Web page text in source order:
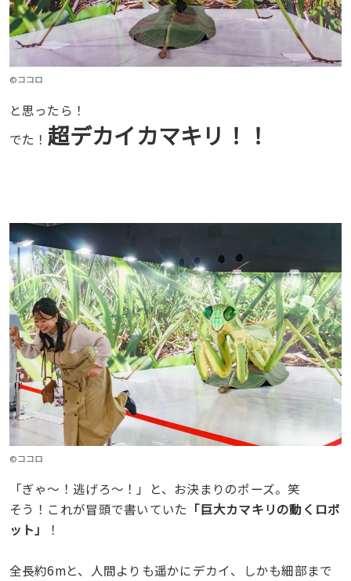
©ココロ
と思ったら！
でた！ 超デカイカマキリ！！
©ココロ
「ぎゃ〜！逃げろ〜！」と、お決まりのポーズ。笑
そう！これが冒頭で書いていた 「巨大カマキリの動くロボ
ット」
！
全長約6mと、人間よりも遥かにデカイ、しかも細部まで